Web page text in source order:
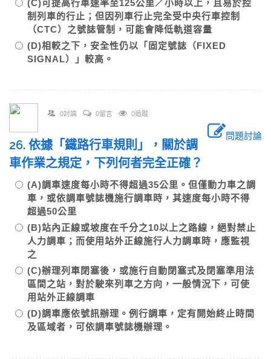
(C)可提高行車速率至125公里／小時以上，且易於控
制列車的行止；但因列車行止完全受中央行車控制
（CTC）之號誌管制，可能會降低軌道容量
(D)相較之下，安全性仍以「固定號誌（FIXED
SIGNAL）」較高。
0討論 0留言 0追蹤
問題討論
26. 依據「鐵路行車規則」，關於調
車作業之規定，下列何者完全正確？
(A)調車速度每小時不得超過35公里。但僅動力車之調
車，或依調車號誌機施行調車時，其速度每小時不得
超過50公里
(B)站內正線或坡度在千分之10以上之路線，絕對禁止
人力調車；而使用站外正線施行人力調車時，應監視
之
(C)辦理列車閉塞後，或施行自動閉塞式及閉塞準用法
區間之站，對於駛來列車之方向，一般情況下，可使
用站外正線調車
(D)調車應依號訊辦理。例行調車，定有開始終止時間
及區域者，可依調車號誌機辦理。